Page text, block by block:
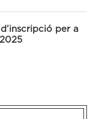
per a